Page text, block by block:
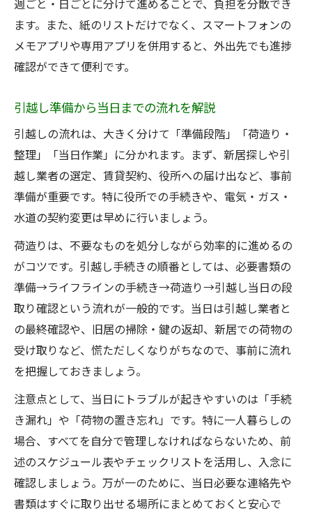
週ごと・日ごとに分けて進めることで、負担を分散でき
ます。また、紙のリストだけでなく、スマートフォンの
メモアプリや専用アプリを併用すると、外出先でも進捗
確認ができて便利です。
引越し準備から当日までの流れを解説
引越しの流れは、大きく分けて「準備段階」「荷造り・
整理」「当日作業」に分かれます。まず、新居探しや引
越し業者の選定、賃貸契約、役所への届け出など、事前
準備が重要です。特に役所での手続きや、電気・ガス・
水道の契約変更は早めに行いましょう。
荷造りは、不要なものを処分しながら効率的に進めるの
がコツです。引越し手続きの順番としては、必要書類の
準備→ライフラインの手続き→荷造り→引越し当日の段
取り確認という流れが一般的です。当日は引越し業者と
の最終確認や、旧居の掃除・鍵の返却、新居での荷物の
受け取りなど、慌ただしくなりがちなので、事前に流れ
を把握しておきましょう。
注意点として、当日にトラブルが起きやすいのは「手続
き漏れ」や「荷物の置き忘れ」です。特に一人暮らしの
場合、すべてを自分で管理しなければならないため、前
述のスケジュール表やチェックリストを活用し、入念に
確認しましょう。万が一のために、当日必要な連絡先や
書類はすぐに取り出せる場所にまとめておくと安心で